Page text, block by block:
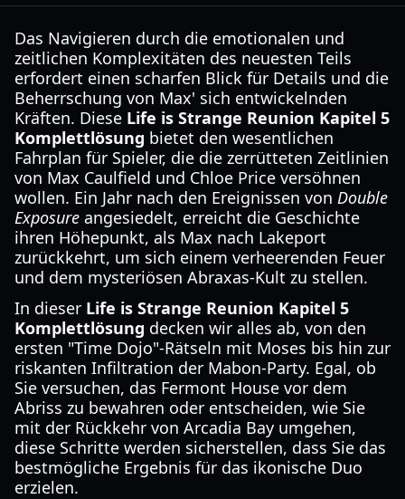
Das Navigieren durch die emotionalen und
zeitlichen Komplexitäten des neuesten Teils
erfordert einen scharfen Blick für Details und die
Beherrschung von Max' sich entwickelnden
Kräften. Diese Life is Strange Reunion Kapitel 5
Komplettlösung bietet den wesentlichen
Fahrplan für Spieler, die die zerrütteten Zeitlinien
von Max Caulfield und Chloe Price versöhnen
wollen. Ein Jahr nach den Ereignissen von Double
Exposure angesiedelt, erreicht die Geschichte
ihren Höhepunkt, als Max nach Lakeport
zurückkehrt, um sich einem verheerenden Feuer
und dem mysteriösen Abraxas-Kult zu stellen.
In dieser Life is Strange Reunion Kapitel 5
Komplettlösung decken wir alles ab, von den
ersten "Time Dojo"-Rätseln mit Moses bis hin zur
riskanten Infiltration der Mabon-Party. Egal, ob
Sie versuchen, das Fermont House vor dem
Abriss zu bewahren oder entscheiden, wie Sie
mit der Rückkehr von Arcadia Bay umgehen,
diese Schritte werden sicherstellen, dass Sie das
bestmögliche Ergebnis für das ikonische Duo
erzielen.